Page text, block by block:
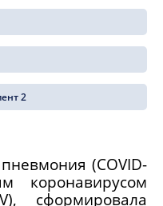
2
(COVID-
коронавирусом
сформировала